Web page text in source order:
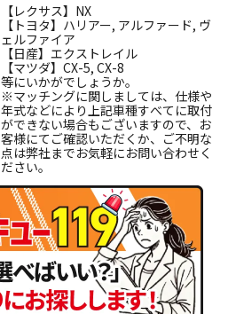
【レクサス】NX
【トヨタ】ハリアー, アルファード, ヴ
ェルファイア
【日産】エクストレイル
【マツダ】CX-5, CX-8
等にいかがでしょうか。
※マッチングに関しましては、仕様や
年式などにより上記車種すべてに取付
ができない場合もございますので、お
客様にてご確認いただくか、ご不明な
点は弊社までお気軽にお問い合わせく
ださい。